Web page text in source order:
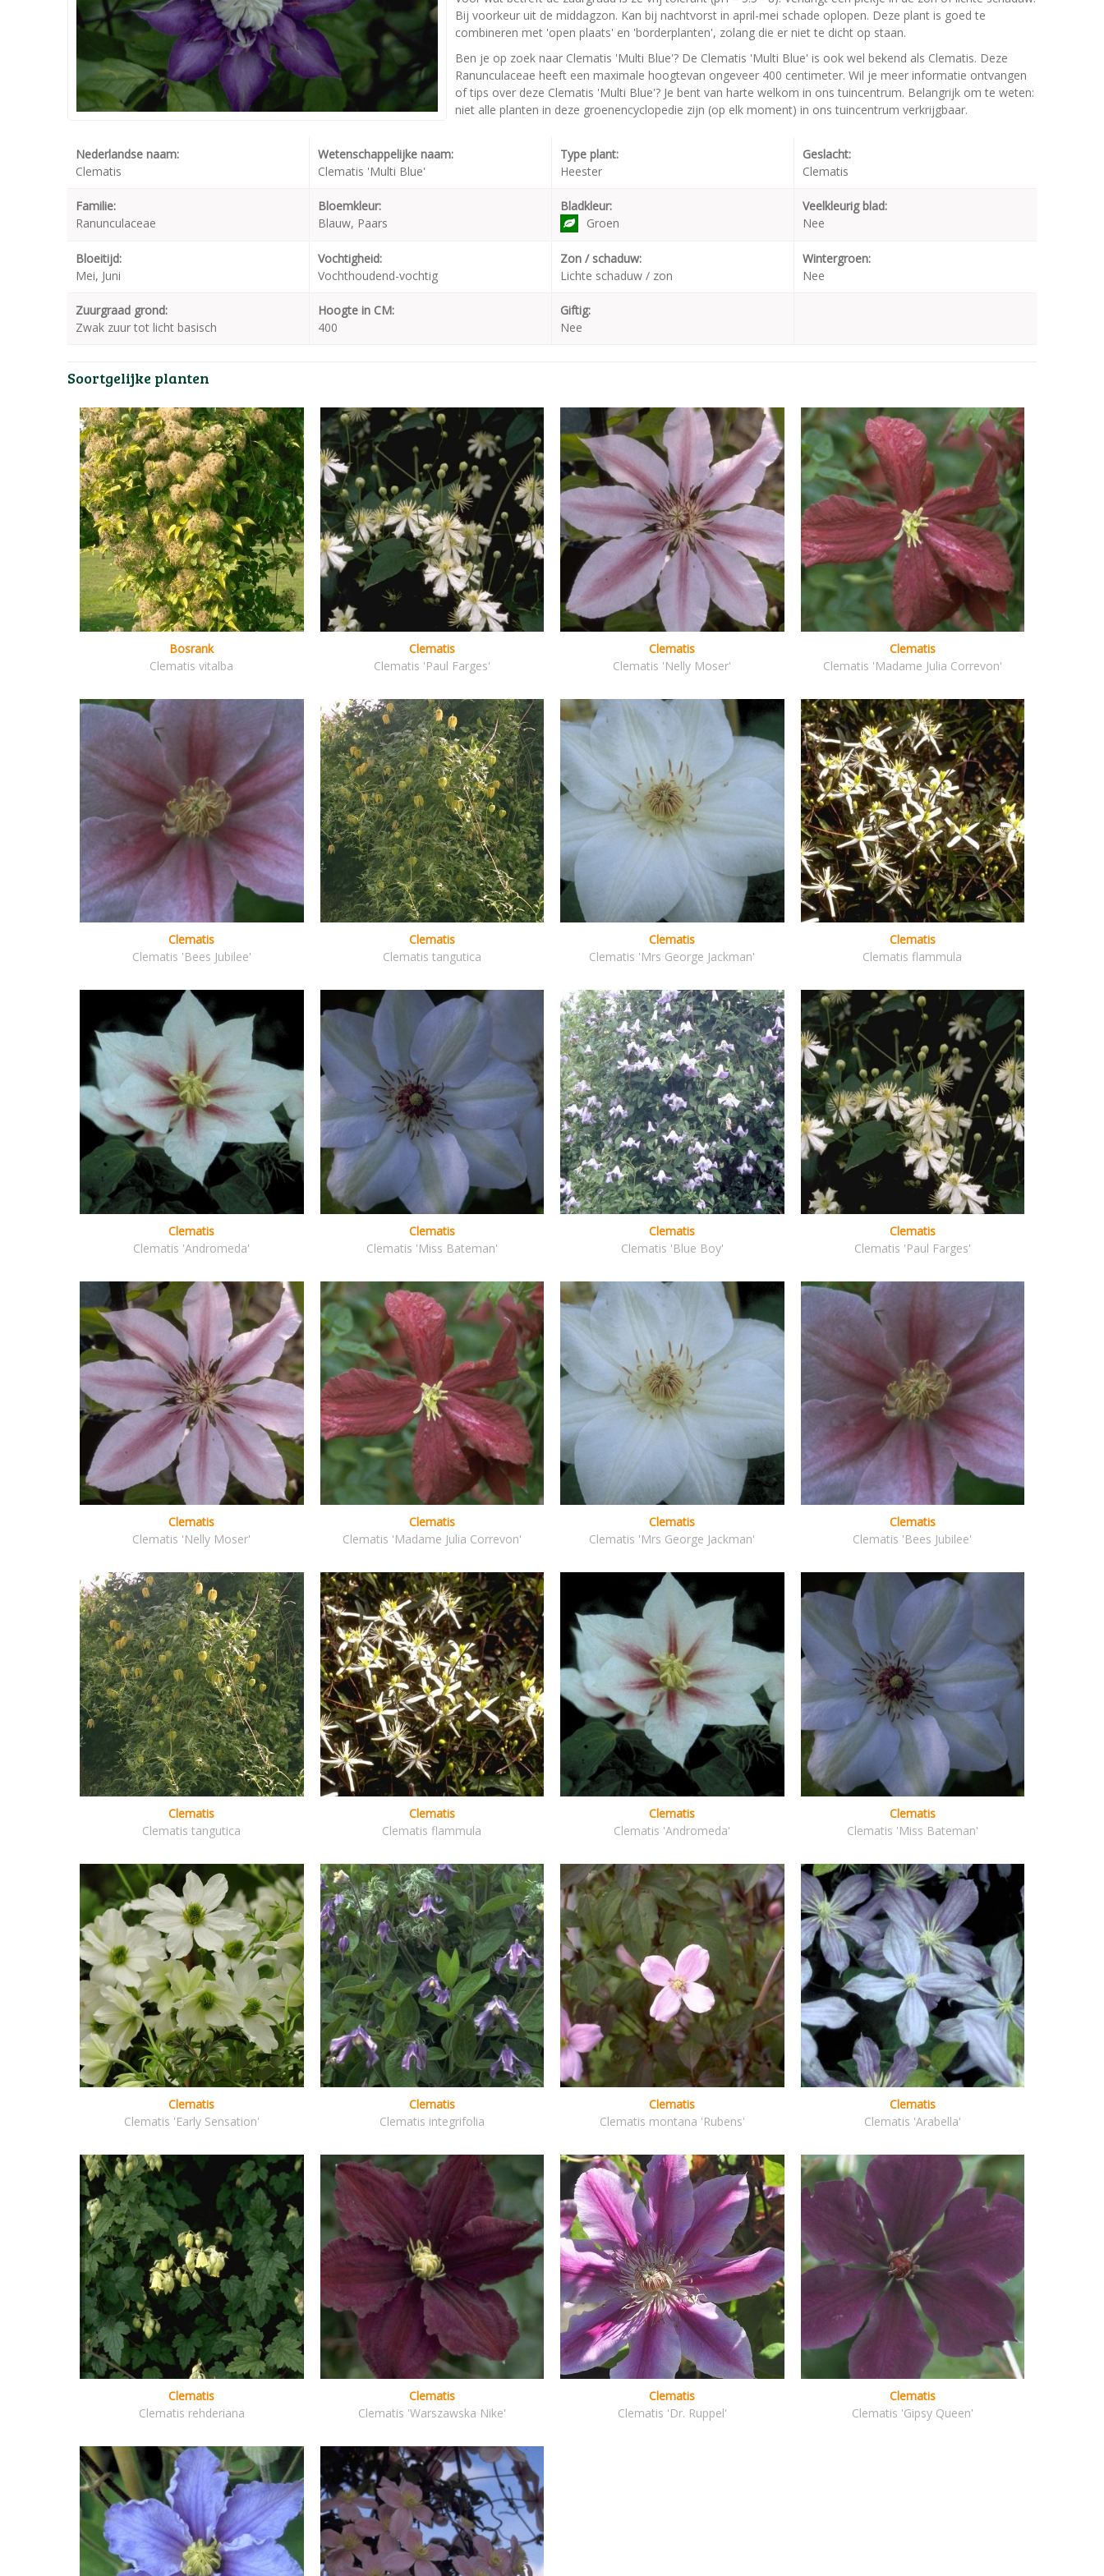
Bij voorkeur uit de middagzon. Kan bij nachtvorst in april-mei schade oplopen. Deze plant is goed te
combineren met 'open plaats' en 'borderplanten', zolang die er niet te dicht op staan.
Ben je op zoek naar Clematis 'Multi Blue'? De Clematis 'Multi Blue' is ook wel bekend als Clematis. Deze
Ranunculaceae heeft een maximale hoogtevan ongeveer 400 centimeter. Wil je meer informatie ontvangen
of tips over deze Clematis 'Multi Blue'? Je bent van harte welkom in ons tuincentrum. Belangrijk om te weten:
niet alle planten in deze groenencyclopedie zijn (op elk moment) in ons tuincentrum verkrijgbaar.
Nederlandse naam:
Clematis
Wetenschappelijke naam:
Clematis 'Multi Blue'
Type plant:
Heester
Geslacht:
Clematis
Familie:
Ranunculaceae
Bloemkleur:
Blauw, Paars
Bladkleur:
Groen
Veelkleurig blad:
Nee
Bloeitijd:
Mei, Juni
Vochtigheid:
Vochthoudend-vochtig
Zon / schaduw:
Lichte schaduw / zon
Wintergroen:
Nee
Zuurgraad grond:
Zwak zuur tot licht basisch
Hoogte in CM:
400
Giftig:
Nee
Soortgelijke planten
Bosrank
Clematis vitalba
Clematis
Clematis 'Paul Farges'
Clematis
Clematis 'Nelly Moser'
Clematis
Clematis 'Madame Julia Correvon'
Clematis
Clematis 'Bees Jubilee'
Clematis
Clematis tangutica
Clematis
Clematis 'Mrs George Jackman'
Clematis
Clematis flammula
Clematis
Clematis 'Andromeda'
Clematis
Clematis 'Miss Bateman'
Clematis
Clematis 'Blue Boy'
Clematis
Clematis 'Paul Farges'
Clematis
Clematis 'Nelly Moser'
Clematis
Clematis 'Madame Julia Correvon'
Clematis
Clematis 'Mrs George Jackman'
Clematis
Clematis 'Bees Jubilee'
Clematis
Clematis tangutica
Clematis
Clematis flammula
Clematis
Clematis 'Andromeda'
Clematis
Clematis 'Miss Bateman'
Clematis
Clematis 'Early Sensation'
Clematis
Clematis integrifolia
Clematis
Clematis montana 'Rubens'
Clematis
Clematis 'Arabella'
Clematis
Clematis rehderiana
Clematis
Clematis 'Warszawska Nike'
Clematis
Clematis 'Dr. Ruppel'
Clematis
Clematis 'Gipsy Queen'